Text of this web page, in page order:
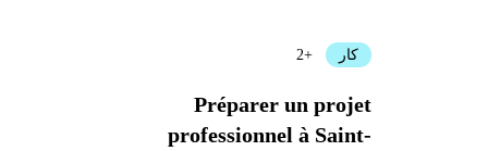
Préparer un projet
professionnel à Saint-
کار +2